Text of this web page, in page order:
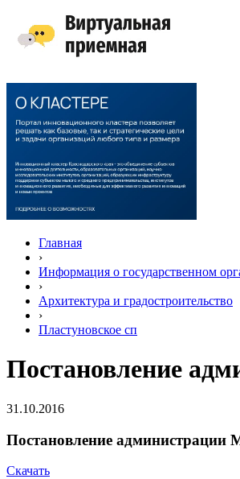
Главная
›
Информация о государственном
›
Архитектура и градостроительство
›
Пластуновское сп
Постановление
31.10.2016
Постановление
Скачать